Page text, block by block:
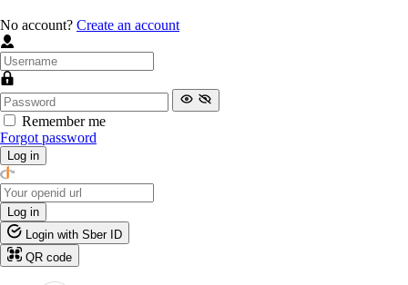
No account? Create an account
Remember me
Forgot password
Log in
Log in
Login with Sber ID
QR code